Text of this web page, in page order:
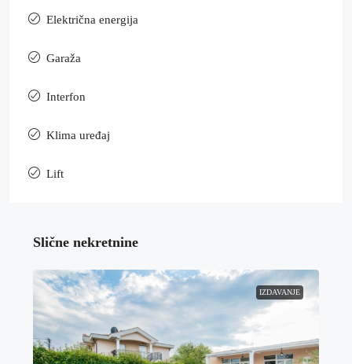
Električna energija
Garaža
Interfon
Klima uređaj
Lift
Slične nekretnine
IZDAVANJE